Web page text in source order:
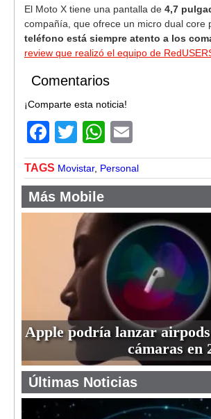
El Moto X tiene una pantalla de 4,7
compañía, que ofrece un micro dual core
teléfono está siempre atento a los
review que realizó el equipo de
Comentarios
¡Comparte esta noticia!
Facebook
TwitterWhatsApp
TAGS Movistar, Personal
Más Mobile
Apple podría lanzar
cámaras en
Últimas Noticias